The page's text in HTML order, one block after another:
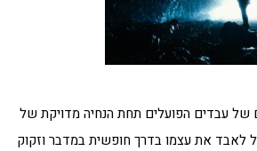
של עבדים הפועלים תחת הנחיה מדויקת של
לאבד את עצמו בדרך חופשית במדבר וזקוק